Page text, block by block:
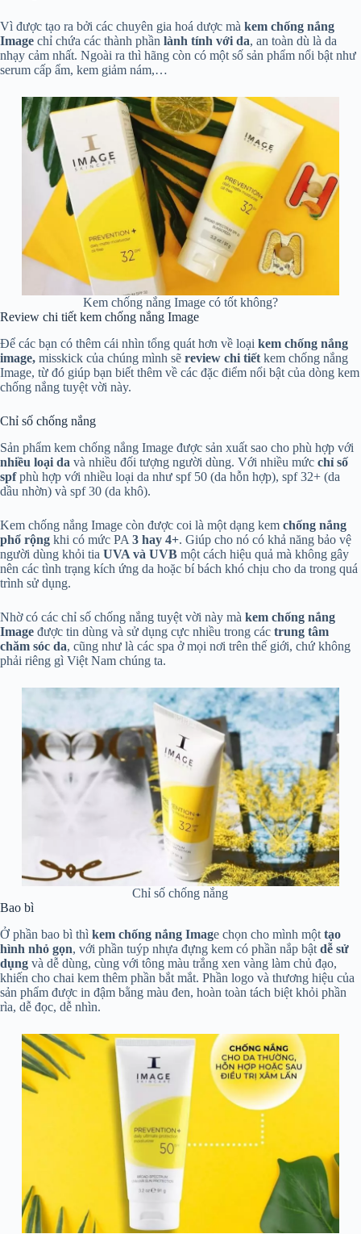
Vì được tạo ra bởi các chuyên gia hoá dược mà kem chống nắng
Image chỉ chứa các thành phần lành tính với da, an toàn dù là da
nhạy cảm nhất. Ngoài ra thì hãng còn có một số sản phẩm nổi bật như
serum cấp ẩm, kem giảm nám,…
Kem chống nắng Image có tốt không?
Review chi tiết kem chống nắng Image
Để các bạn có thêm cái nhìn tổng quát hơn về loại kem chống nắng
image, misskick của chúng mình sẽ review chi tiết kem chống nắng
Image, từ đó giúp bạn biết thêm về các đặc điểm nổi bật của dòng kem
chống nắng tuyệt vời này.
Chỉ số chống nắng
Sản phẩm kem chống nắng Image được sản xuất sao cho phù hợp với
nhiều loại da và nhiều đối tượng người dùng. Với nhiều mức chỉ số
spfphù hợp với nhiều loại da như spf 50 (da hỗn hợp), spf 32+ (da
dầu nhờn) và spf 30 (da khô).
Kem chống nắng Image còn được coi là một dạng kem chống nắng
phổ rộng khi có mức PA 3 hay 4+. Giúp cho nó có khả năng bảo vệ
người dùng khỏi tia UVA và UVB một cách hiệu quả mà không gây
nên các tình trạng kích ứng da hoặc bí bách khó chịu cho da trong quá
trình sử dụng.
Nhờ có các chỉ số chống nắng tuyệt vời này mà kem chống nắng
Image được tin dùng và sử dụng cực nhiều trong các trung tâm
chăm sóc da, cũng như là các spa ở mọi nơi trên thế giới, chứ không
phải riêng gì Việt Nam chúng ta.
Chỉ số chống nắng
Bao bì
Ở phần bao bì thì kem chống nắng Image chọn cho mình một tạo
hình nhỏ gọn, với phần tuýp nhựa đựng kem có phần nắp bật dễ sử
dụng và dễ dùng, cùng với tông màu trắng xen vàng làm chủ đạo,
khiến cho chai kem thêm phần bắt mắt. Phần logo và thương hiệu của
sản phẩm được in đậm bằng màu đen, hoàn toàn tách biệt khỏi phần
rìa, dễ đọc, dễ nhìn.